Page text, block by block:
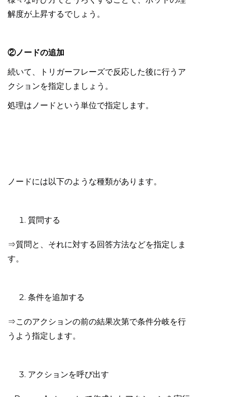
解度が上昇するでしょう。
②ノードの追加
続いて、トリガーフレーズで反応した後に行うア
クションを指定しましょう。
処理はノードという単位で指定します。
ノードには以下のような種類があります。
質問する
⇒質問と、それに対する回答方法などを指定しま
す。
条件を追加する
⇒このアクションの前の結果次第で条件分岐を行
うよう指定します。
アクションを呼び出す